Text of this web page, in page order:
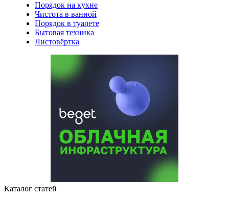
Порядок на кухне
Чистота в ванной
Порядок в туалете
Бытовая техника
Листовёртка
Каталог статей